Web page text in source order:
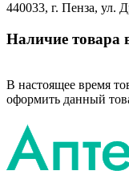
440033, г. Пенза, ул.
Наличие товара
В настоящее время
оформить данный